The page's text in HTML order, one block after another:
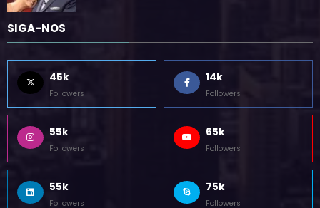
SIGA-NOS
45k
Followers
14k
Followers
55k
Followers
65k
Followers
55k 75k